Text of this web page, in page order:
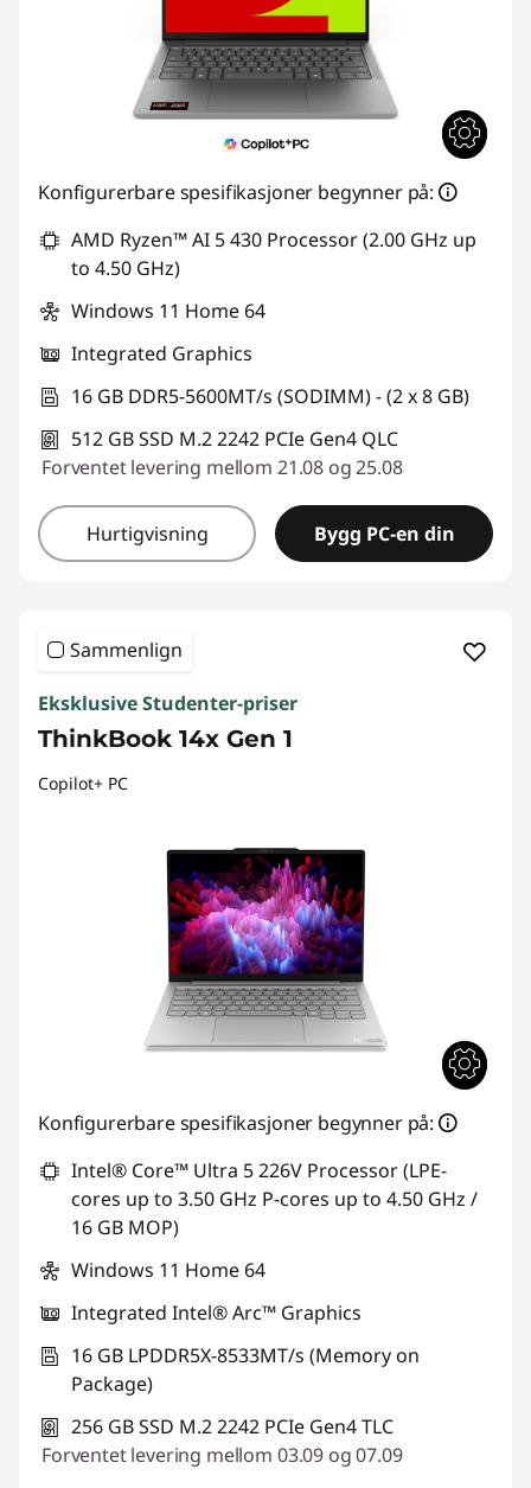
Konfigurerbare spesifikasjoner begynner på:
AMD Ryzen™ AI 5 430 Processor (2.00 GHz up
to 4.50 GHz)
Windows 11 Home 64
Integrated Graphics
16 GB DDR5-5600MT/s (SODIMM) - (2 x 8 GB)
512 GB SSD M.2 2242 PCIe Gen4 QLC
Forventet levering mellom 21.08 og 25.08
Hurtigvisning Bygg PC-en din
Sammenlign
Eksklusive Studenter-priser
ThinkBook 14x Gen 1
Copilot+ PC
Konfigurerbare spesifikasjoner begynner på:
Intel® Core™ Ultra 5 226V Processor (LPE-
cores up to 3.50 GHz P-cores up to 4.50 GHz /
16 GB MOP)
Windows 11 Home 64
Integrated Intel® Arc™ Graphics
16 GB LPDDR5X-8533MT/s (Memory on
Package)
256 GB SSD M.2 2242 PCIe Gen4 TLC
Forventet levering mellom 03.09 og 07.09